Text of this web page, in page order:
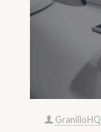
GranilloHQ